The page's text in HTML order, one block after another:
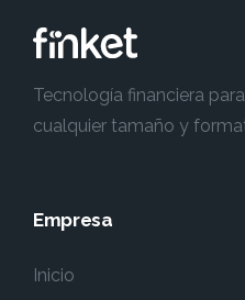
Tecnología financiera
cualquier tamaño y
Empresa
Inicio